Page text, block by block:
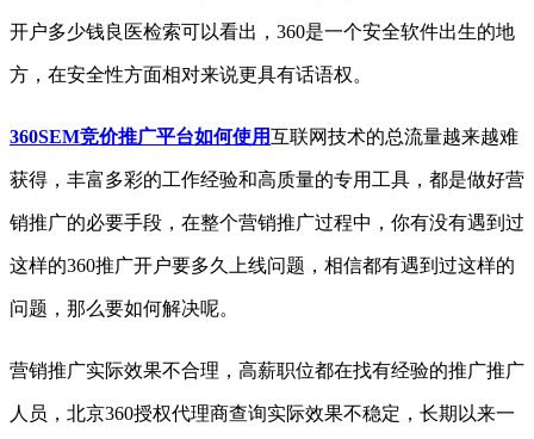
开户多少钱良医检索可以看出，360是一个安全软件出生的地
方，在安全性方面相对来说更具有话语权。
360SEM竞价推广平台如何使用互联网技术的总流量越来越难
获得，丰富多彩的工作经验和高质量的专用工具，都是做好营
销推广的必要手段，在整个营销推广过程中，你有没有遇到过
这样的360推广开户要多久上线问题，相信都有遇到过这样的
问题，那么要如何解决呢。
营销推广实际效果不合理，高薪职位都在找有经验的推广推广
人员，北京360授权代理商查询实际效果不稳定，长期以来一